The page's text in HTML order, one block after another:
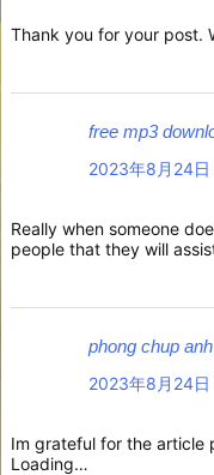
Thank you for your post.
free mp3
2023年8月24
Really when someone
people that they will
phong chup anh
2023年8月24日
Im grateful for the article
Loading…